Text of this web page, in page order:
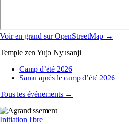
Voir en grand sur OpenStreetMap →
Temple zen Yujo Nyusanji
Camp d’été 2026
Samu après le camp d’été 2026
Tous les événements →
Initiation libre